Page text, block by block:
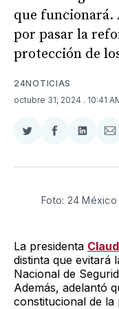
que funcionará.
por pasar la
protección de
24NOTICIAS
octubre 31, 2024 . 10:41
Compartir
Twitter
Compartir
Facebook
Foto: 24 México
La presidenta
distinta que evitará
Nacional de
Además, adelantó
constitucional de la